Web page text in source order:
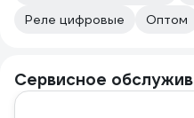
Реле цифровые
Оптом
Сервисное